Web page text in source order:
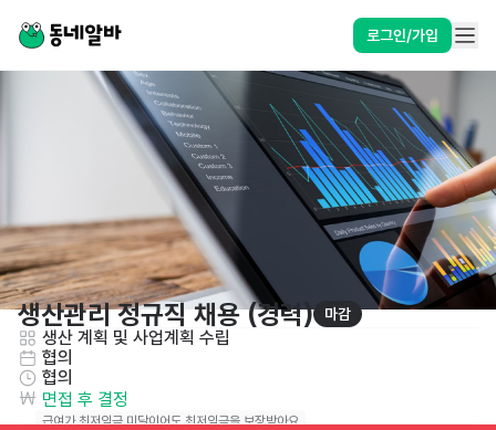
로그인/가입
생산관리 정규직 채용 (경력) 마감
생산 계획 및 사업계획 수립
협의
협의
면접 후 결정
급여가 최저임금 미달이어도 최저임금을 보장받아요